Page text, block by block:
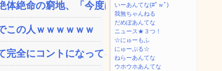
体絶命の窮地、「今度は宏...
この人ｗｗｗｗｗｗ
完全にコントになってる…...
いーあんてな(#ﾟｗﾟ)
我無ちゃんねる
だめぽあんてな
ニュース★３つ！
☆にゅーもふ
にゅーぷる☆
ねらーあんてな
ウホウホあんてな